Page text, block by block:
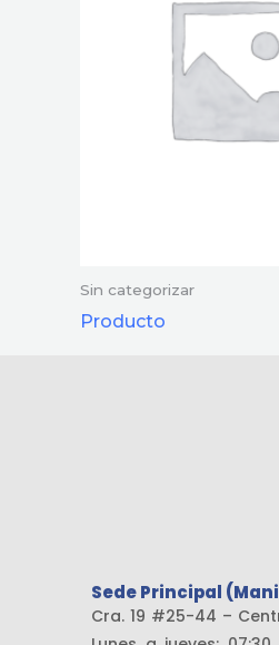
Sin categorizar
Producto
Sede Principal
Cra. 19 #25-44